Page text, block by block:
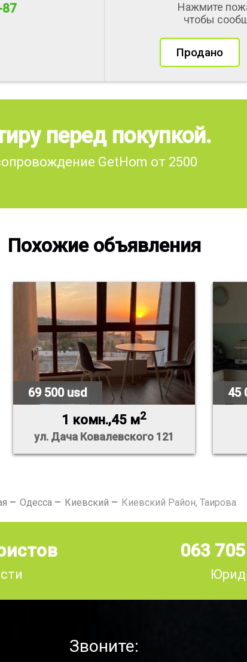
Нажмите
чтобы
Продано
перед покупкой.
GetHom от 2500
Похожие объявления
69 500 usd
1 комн.,45 м2
ул. Дача Ковалевского 121
45
Одесса Киевский Киевский Район, Таирова
063
Звоните: